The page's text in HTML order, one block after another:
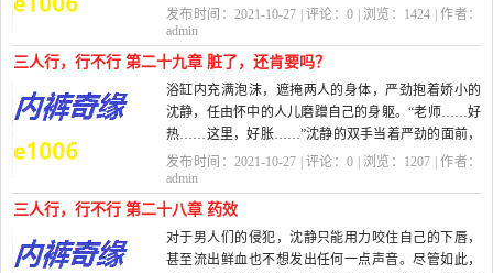
得下来？那么...
发布时间：2021-10-27 | 评论：0 | 浏览： 1424 | 作者：
admin
三人行，行不行 第二十九章 脏了，还肯要吗？
浴缸内充满泡沫，遮掩两人的身体，严劲抱着娇小的
沈静，任由怀中的人儿磨蹭自己的身躯。“老师……好
热……这里，好胀……”沈静的双手当着严劲的面前，
揉着自己...
发布时间：2021-10-27 | 评论：0 | 浏览： 1207 | 作者：
admin
三人行，行不行 第二十八章 药效
对于男人们的侵犯，沈静只能用力咬住自己的下唇，
甚至流出鲜血也不想发出任何一点声音。尽管如此，